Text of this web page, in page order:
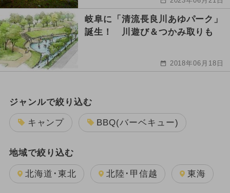
岐阜に「清流長良川あゆパーク」
誕生！ 川遊び＆つかみ取りも
2018年06月18日
ジャンルで絞り込む
キャンプ BBQ(バーベキュー)
地域で絞り込む
北海道･東北 北陸･甲信越 東海